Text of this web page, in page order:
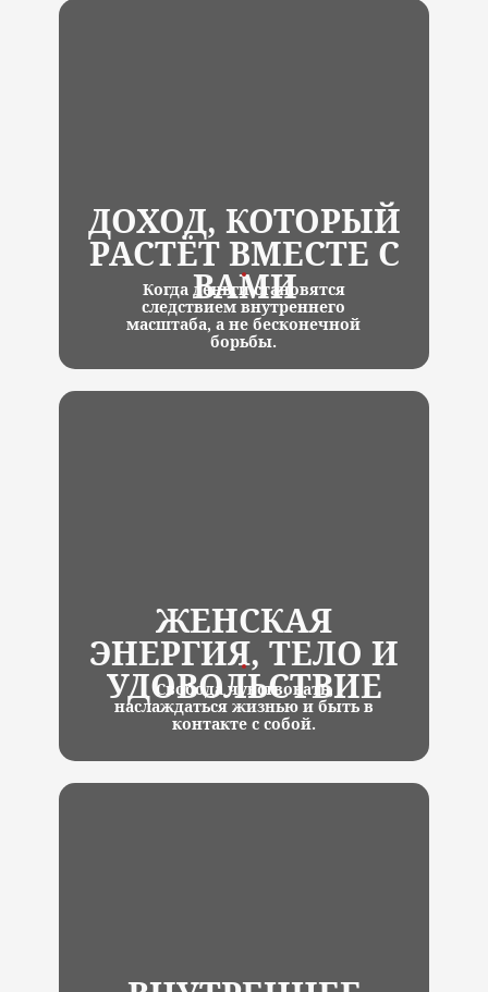
ДОХОД, КОТОРЫЙ
РАСТЁТ ВМЕСТЕ С
ВАМИ
Когда деньги становятся
следствием внутреннего
масштаба, а не бесконечной
борьбы.
ЖЕНСКАЯ
ЭНЕРГИЯ, ТЕЛО И
УДОВОЛЬСТВИЕ
Свобода чувствовать,
наслаждаться жизнью и быть в
контакте с собой.